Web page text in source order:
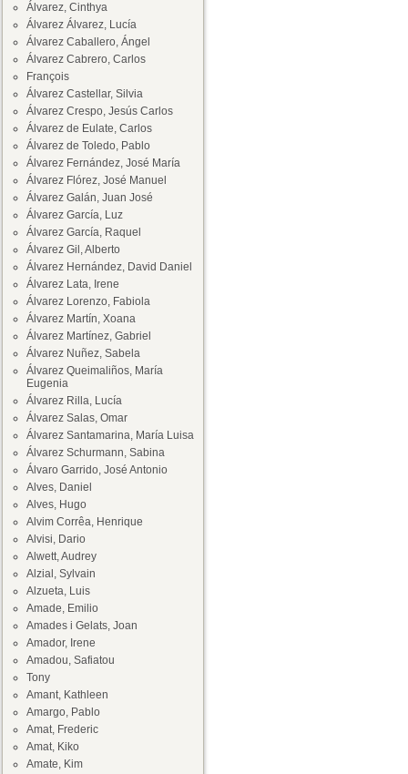
Álvarez, Cinthya
Álvarez Álvarez, Lucía
Álvarez Caballero, Ángel
Álvarez Cabrero, Carlos
François
Álvarez Castellar, Silvia
Álvarez Crespo, Jesús Carlos
Álvarez de Eulate, Carlos
Álvarez de Toledo, Pablo
Álvarez Fernández, José María
Álvarez Flórez, José Manuel
Álvarez Galán, Juan José
Álvarez García, Luz
Álvarez García, Raquel
Álvarez Gil, Alberto
Álvarez Hernández, David Daniel
Álvarez Lata, Irene
Álvarez Lorenzo, Fabiola
Álvarez Martín, Xoana
Álvarez Martínez, Gabriel
Álvarez Nuñez, Sabela
Álvarez Queimaliños, María
Eugenia
Álvarez Rilla, Lucía
Álvarez Salas, Omar
Álvarez Santamarina, María Luisa
Álvarez Schurmann, Sabina
Álvaro Garrido, José Antonio
Alves, Daniel
Alves, Hugo
Alvim Corrêa, Henrique
Alvisi, Dario
Alwett, Audrey
Alzial, Sylvain
Alzueta, Luis
Amade, Emilio
Amades i Gelats, Joan
Amador, Irene
Amadou, Safiatou
Tony
Amant, Kathleen
Amargo, Pablo
Amat, Frederic
Amat, Kiko
Amate, Kim